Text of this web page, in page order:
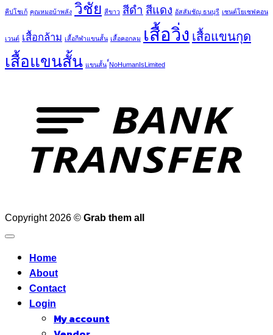
คีปโชเก้ คุณหมอบ้าพลัง วิชัย สีขาว สีดำ สีแดง อัสสัมชัญ ธนบุรี เซนต์โยเซฟคอน
เวนต์ เสื้อกล้าม เสื้อกีฬาแขนสั้น เสื้อคอกลม เสื้อวิ่ง เสื้อแขนกุด
เสื้อแขนสั้น แขนสั้น ์์NoHumanIsLimited
Copyright 2026 © Grab them all
Home
About
Contact
Login
My account